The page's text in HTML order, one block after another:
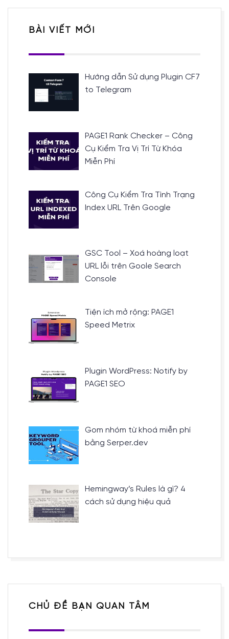
BÀI VIẾT MỚI
Hướng dẫn Sử dụng Plugin CF7
to Telegram
PAGE1 Rank Checker – Công
Cụ Kiểm Tra Vị Trí Từ Khóa
Miễn Phí
Công Cụ Kiểm Tra Tình Trạng
Index URL Trên Google
GSC Tool – Xoá hoàng loạt
URL lỗi trên Goole Search
Console
Tiện ích mở rộng: PAGE1
Speed Metrix
Plugin WordPress: Notify by
PAGE1 SEO
Gom nhóm từ khoá miễn phí
bằng Serper.dev
Hemingway’s Rules là gì? 4
cách sử dụng hiệu quả
CHỦ ĐỀ BẠN QUAN TÂM